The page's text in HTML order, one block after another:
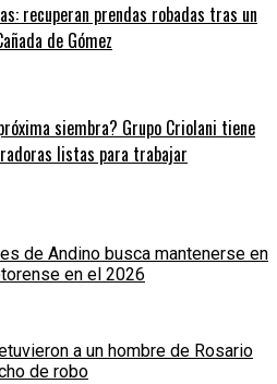
recuperan prendas robadas tras un
de Gómez
siembra? Grupo Criolani tiene
listas para trabajar
de Andino busca mantenerse en
en el 2026
a un hombre de Rosario
de robo